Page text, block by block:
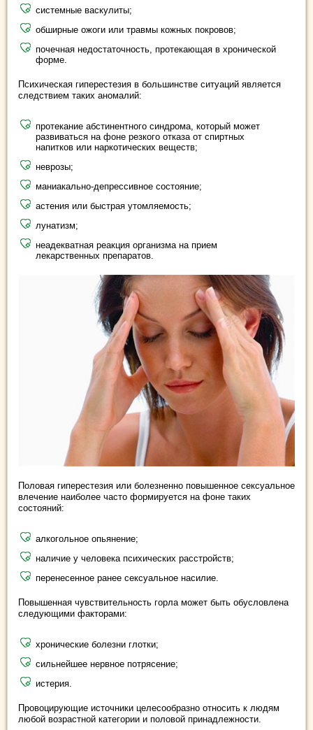
системные васкулиты;
обширные ожоги или травмы кожных покровов;
почечная недостаточность, протекающая в хронической
форме.
Психическая гиперестезия в большинстве ситуаций является
следствием таких аномалий:
протекание абстинентного синдрома, который может
развиваться на фоне резкого отказа от спиртных
напитков или наркотических веществ;
неврозы;
маниакально-депрессивное состояние;
астения или быстрая утомляемость;
лунатизм;
неадекватная реакция организма на прием
лекарственных препаратов.
Половая гиперестезия или болезненно повышенное сексуальное
влечение наиболее часто формируется на фоне таких
состояний:
алкогольное опьянение;
наличие у человека психических расстройств;
перенесенное ранее сексуальное насилие.
Повышенная чувствительность горла может быть обусловлена
следующими факторами:
хронические болезни глотки;
сильнейшее нервное потрясение;
истерия.
Провоцирующие источники целесообразно относить к людям
любой возрастной категории и половой принадлежности.